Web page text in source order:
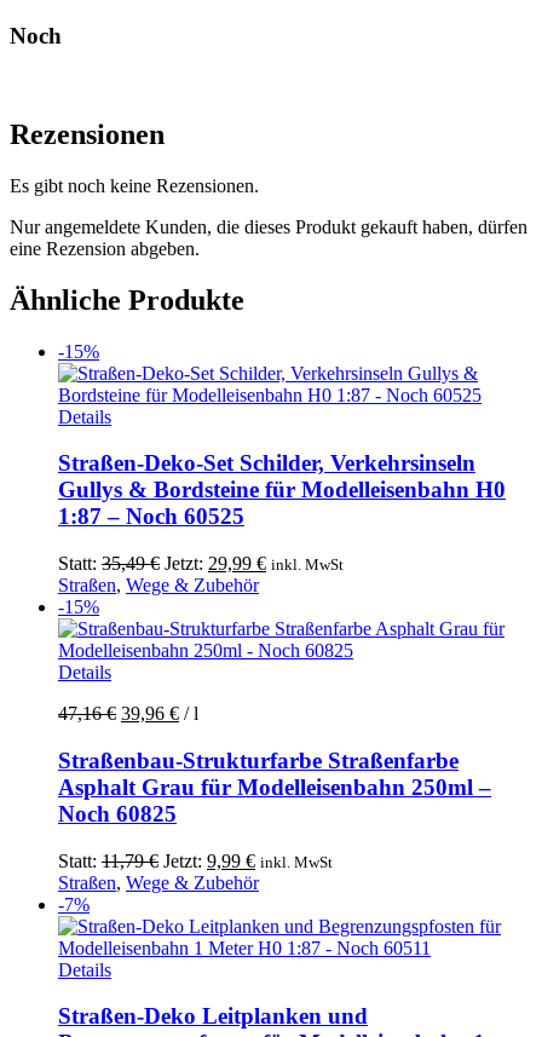
Noch
Rezensionen
Es gibt noch keine Rezensionen.
Nur angemeldete Kunden, die dieses Produkt gekauft haben, dürfen
eine Rezension abgeben.
Ähnliche Produkte
-15%
Details
Straßen-Deko-Set Schilder, Verkehrsinseln
Gullys & Bordsteine für Modelleisenbahn H0
1:87 – Noch 60525
Statt: 35,49€ Ursprünglicher
Preis
35,49 €
Jetzt: 29,99 €Aktueller
29,99 €.
inkl. MwSt
Straßen, Wege & Zubehör
-15%
Details
47,16€ 39,96 € /l
Straßenbau-Strukturfarbe Straßenfarbe
Asphalt Grau für Modelleisenbahn 250ml –
Noch 60825
Statt: 11,79€ Ursprünglicher
Preis
11,79 €
Jetzt: 9,99 €Aktueller
Preis
9,99 €.
inkl. MwSt
Straßen, Wege & Zubehör
-7%
Details
Straßen-Deko Leitplanken und